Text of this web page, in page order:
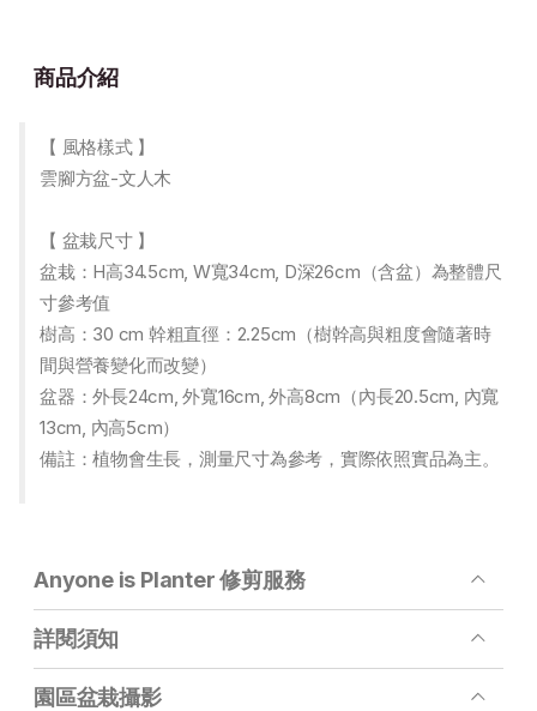
商品介紹
【 風格樣式 】
雲腳方盆-文人木
【 盆栽尺寸 】
盆栽：H高34.5cm, W寬34cm, D深26cm（含盆）為整體尺
寸參考值
樹高：30 cm 幹粗直徑：2.25cm（樹幹高與粗度會隨著時
間與營養變化而改變）
盆器：外長24cm, 外寬16cm, 外高8cm（內長20.5cm, 內寬
13cm, 內高5cm）
備註：植物會生長，測量尺寸為參考，實際依照實品為主。
Anyone is Planter 修剪服務
詳閱須知
園區盆栽攝影